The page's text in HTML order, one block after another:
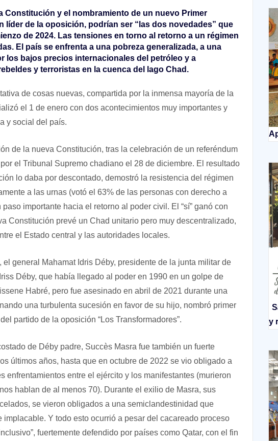
Constitución y el nombramiento de un nuevo Primer
líder de la oposición, podrían ser “las dos novedades” que
de 2024. Las tensiones en torno al retorno a un régimen
El país se enfrenta a una pobreza generalizada, a una
los bajos precios internacionales del petróleo y a
y terroristas en la cuenca del lago Chad.
de cosas nuevas, compartida por la inmensa mayoría de la
el 1 de enero con dos acontecimientos muy importantes y
y social del país.
de la nueva Constitución, tras la celebración de un referéndum
el Tribunal Supremo chadiano el 28 de diciembre. El resultado
lo daba por descontado, demostró la resistencia del régimen
a las urnas (votó el 63% de las personas con derecho a
importante hacia el retorno al poder civil. El “sí” ganó con
Constitución prevé un Chad unitario pero muy descentralizado,
el Estado central y las autoridades locales.
general Mahamat Idris Déby, presidente de la junta militar de
Déby, que había llegado al poder en 1990 en un golpe de
Habré, pero fue asesinado en abril de 2021 durante una
una turbulenta sucesión en favor de su hijo, nombró primer
partido de la oposición “Los Transformadores”.
de Déby padre, Succès Masra fue también un fuerte
últimos años, hasta que en octubre de 2022 se vio obligado a
enfrentamientos entre el ejército y los manifestantes (murieron
hablan de al menos 70). Durante el exilio de Masra, sus
se vieron obligados a una semiclandestinidad que
implacable. Y todo esto ocurrió a pesar del cacareado proceso
fuertemente defendido por países como Qatar, con el fin
y